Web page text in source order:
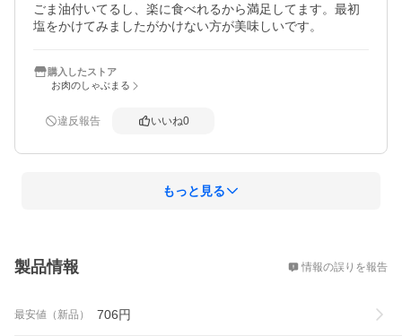
ごま油付いてるし、楽に食べれるから満足してます。最初
塩をかけてみましたがかけない方が美味しいです。
購入したストア
お肉のしゃぶまる
違反報告 いいね0
もっと見る
製品情報 情報の誤りを報告
最安値（新品） 706円